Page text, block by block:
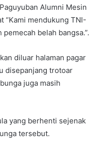
Alumni Mesin
“Kami mendukung TNI-
belah bangsa.”.
diluar halaman pagar
disepanjang trotoar
juga masih
yang berhenti sejenak
tersebut.